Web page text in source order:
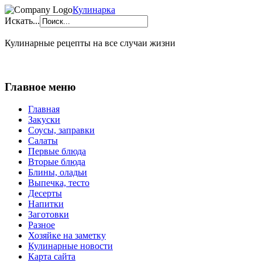
Кулинарка
Искать...
Кулинарные рецепты на все случаи жизни
Главное меню
Главная
Закуски
Соусы, заправки
Салаты
Первые блюда
Вторые блюда
Блины, оладьи
Выпечка, тесто
Десерты
Напитки
Заготовки
Разное
Хозяйке на заметку
Кулинарные новости
Карта сайта